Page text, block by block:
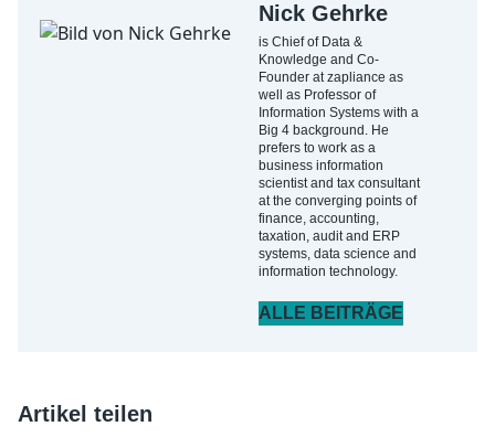
Nick Gehrke
is Chief of Data &
Knowledge and Co-
Founder at zapliance as
well as Professor of
Information Systems with a
Big 4 background. He
prefers to work as a
business information
scientist and tax consultant
at the converging points of
finance, accounting,
taxation, audit and ERP
systems, data science and
information technology.
ALLE BEITRÄGE
Artikel teilen